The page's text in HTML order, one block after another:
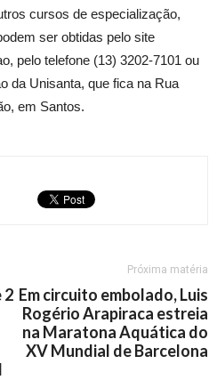
cursos de especialização,
ser obtidas pelo site
pelo telefone (13) 3202-7101 ou
da Unisanta, que fica na Rua
em Santos.
2
Próxima matéria
Em circuito embolado, Luis
Rogério Arapiraca estreia
na Maratona Aquática do
XV Mundial de Barcelona